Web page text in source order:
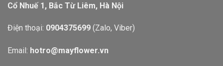
Cổ Nhuế 1, Bắc Từ Liêm, Hà Nội
Điện thoại: 0904375699 (Zalo, Viber)
Email: hotro@mayflower.vn